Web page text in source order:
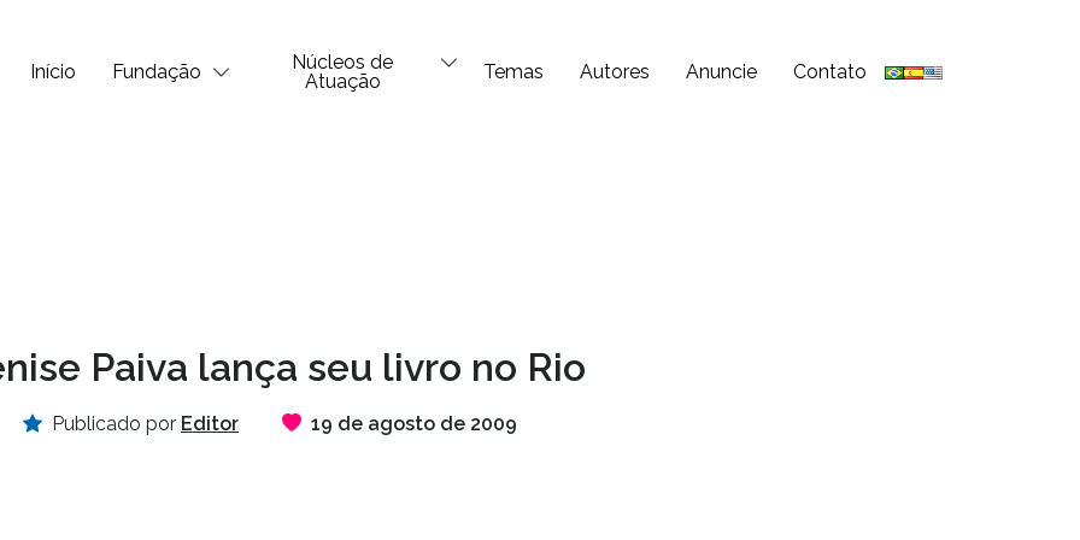
Início Fundação
Núcleos de
Atuação
Temas Autores Anuncie Contato
Paiva lança seu livro no Rio
Publicado por Editor 19 de agosto de 2009